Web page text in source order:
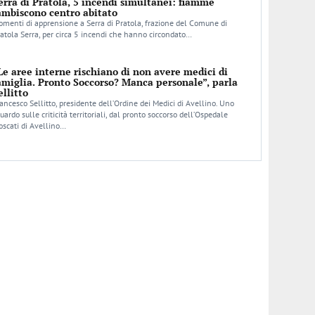
centro abitato
di apprensione a Serra di Pratola, frazione del Comune di
Serra, per circa 5 incendi che hanno circondato…
aree interne rischiano di non avere medici di
Pronto Soccorso? Manca personale”, parla
Sellitto, presidente dell’Ordine dei Medici di Avellino. Uno
sulle criticità territoriali, dal pronto soccorso dell’Ospedale
di Avellino…